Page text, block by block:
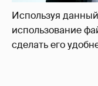
Используя
использование
сделать его